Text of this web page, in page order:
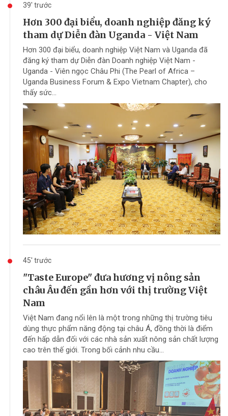
39' trước
Hơn 300 đại biểu, doanh nghiệp đăng ký
tham dự Diễn đàn Uganda - Việt Nam
Hơn 300 đại biểu, doanh nghiệp Việt Nam và Uganda đã
đăng ký tham dự Diễn đàn Doanh nghiệp Việt Nam -
Uganda - Viên ngọc Châu Phi (The Pearl of Africa –
Uganda Business Forum & Expo Vietnam Chapter), cho
thấy sức...
45' trước
"Taste Europe" đưa hương vị nông sản
châu Âu đến gần hơn với thị trường Việt
Nam
Việt Nam đang nổi lên là một trong những thị trường tiêu
dùng thực phẩm năng động tại châu Á, đồng thời là điểm
đến hấp dẫn đối với các nhà sản xuất nông sản chất lượng
cao trên thế giới. Trong bối cảnh nhu cầu...